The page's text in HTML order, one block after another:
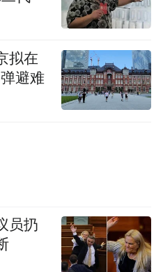
拟在
避难
员扔